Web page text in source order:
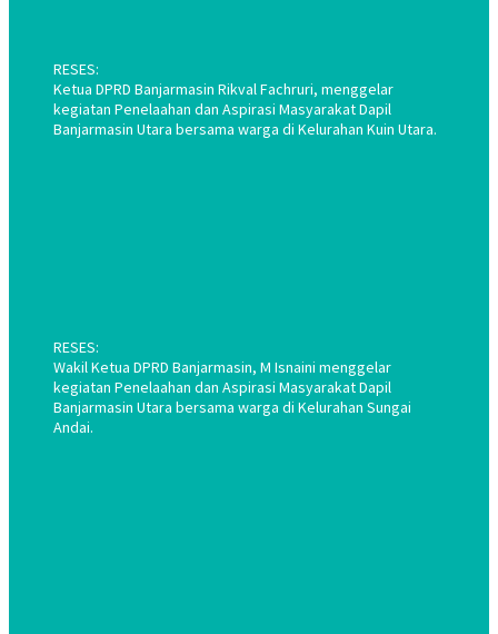
RESES:
Ketua DPRD Banjarmasin Rikval Fachruri, menggelar
kegiatan Penelaahan dan Aspirasi Masyarakat Dapil
Banjarmasin Utara bersama warga di Kelurahan Kuin Utara.
RESES:
Wakil Ketua DPRD Banjarmasin, M Isnaini menggelar
kegiatan Penelaahan dan Aspirasi Masyarakat Dapil
Banjarmasin Utara bersama warga di Kelurahan Sungai
Andai.